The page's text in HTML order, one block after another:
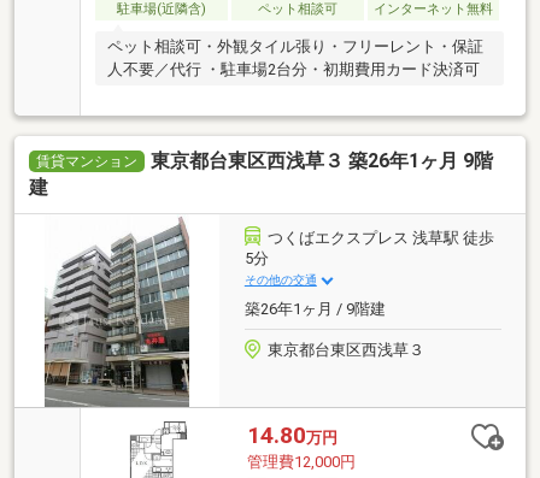
駐車場(近隣含)
ペット相談可 インターネット無料
ペット相談可・外観タイル張り・フリーレント・保証
人不要／代行 ・駐車場2台分・初期費用カード決済可
賃貸マンション
東京都台東区西浅草３ 築26年1ヶ月 9階
建
つくばエクスプレス 浅草駅 徒歩
5分
その他の交通
築26年1ヶ月 / 9階建
東京都台東区西浅草３
14.80万円
管理費12,000円